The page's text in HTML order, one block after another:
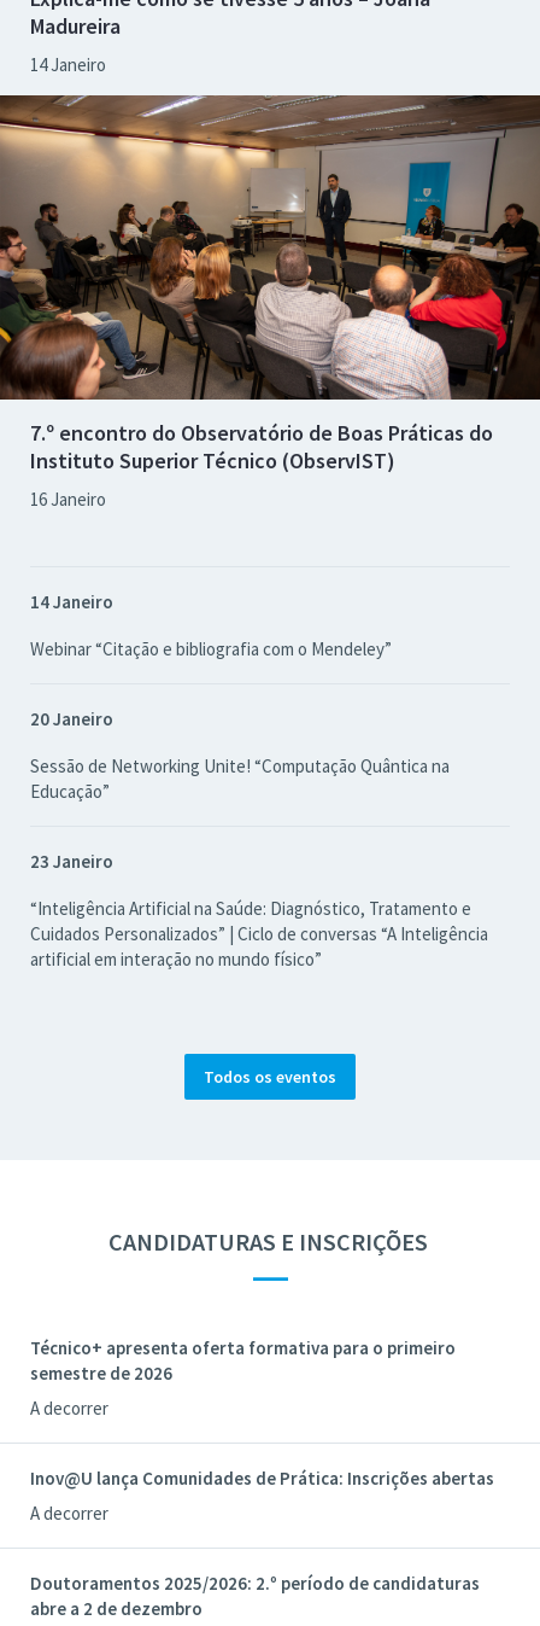
Madureira
14 Janeiro
7.º encontro do Observatório de Boas Práticas do
Instituto Superior Técnico (ObservIST)
16 Janeiro
14 Janeiro
Webinar “Citação e bibliografia com o Mendeley”
20 Janeiro
Sessão de Networking Unite! “Computação Quântica na
Educação”
23 Janeiro
“Inteligência Artificial na Saúde: Diagnóstico, Tratamento e
Cuidados Personalizados” | Ciclo de conversas “A Inteligência
artificial em interação no mundo físico”
Todos os eventos
CANDIDATURAS E INSCRIÇÕES
—
Técnico+ apresenta oferta formativa para o primeiro
semestre de 2026
A decorrer
Inov@U lança Comunidades de Prática: Inscrições abertas
A decorrer
Doutoramentos 2025/2026: 2.º período de candidaturas
abre a 2 de dezembro